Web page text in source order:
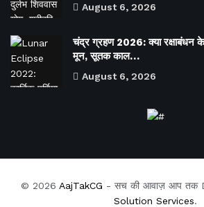
August 6, 2026
चंद्र ग्रहण 2026: क्या रक्षाबंधन
मून, सूतक काल…
August 6, 2026
© 2026 AajTakCG - सच की आवाज़ आप तक
Solution Services.